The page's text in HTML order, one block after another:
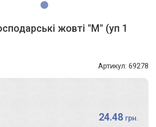
жовті "M" (уп 1
Артикул: 69278
24.48 грн.